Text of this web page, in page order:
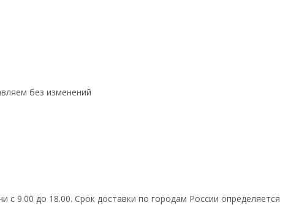
без изменений
9.00 до 18.00. Срок доставки по городам России определяется